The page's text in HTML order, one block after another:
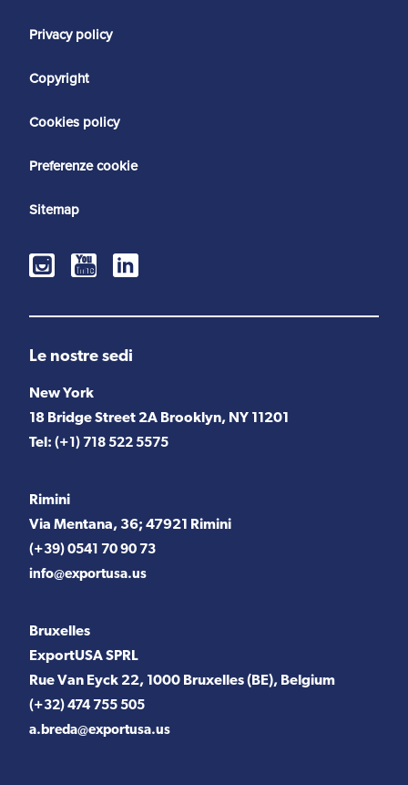
Privacy policy
Copyright
Cookies policy
Preferenze cookie
Sitemap
Le nostre sedi
New York
18 Bridge Street 2A Brooklyn, NY 11201
Tel: (+1) 718 522 5575
Rimini
Via Mentana, 36; 47921 Rimini
(+39) 0541 70 90 73
info@exportusa.us
Bruxelles
ExportUSA SPRL
Rue Van Eyck 22, 1000 Bruxelles (BE), Belgium
(+32) 474 755 505
a.breda@exportusa.us